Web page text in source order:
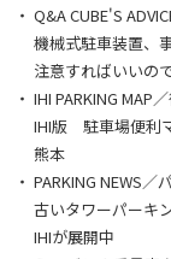
Q&A CUBE'S
機械式駐車装置、
注意すればいいの
IHI PARKING MAP
IHI版 駐車場便利
熊本
PARKING NEWS／
古いタワーパーキ
IHIが展開中